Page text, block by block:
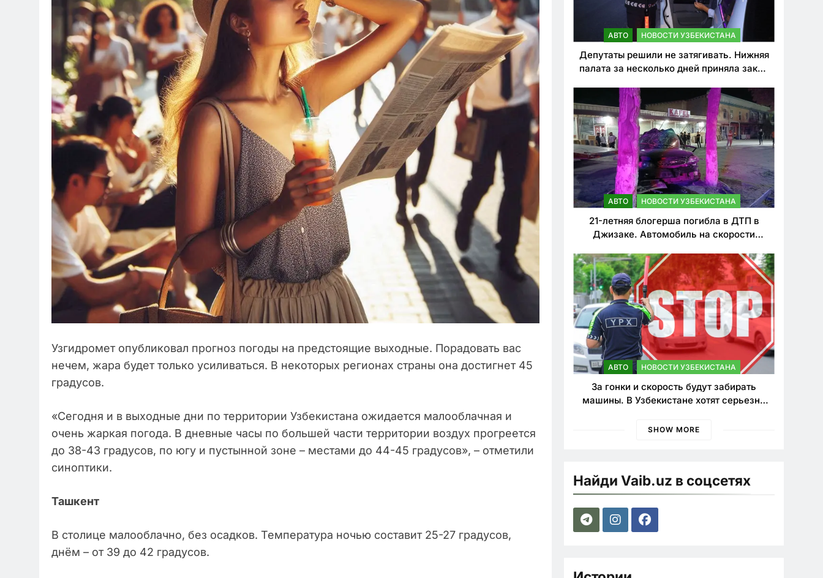
Узгидромет опубликовал прогноз погоды на предстоящие выходные. Порадовать вас
нечем, жара будет только усиливаться. В некоторых регионах страны она достигнет 45
градусов.
«Сегодня и в выходные дни по территории Узбекистана ожидается малооблачная и
очень жаркая погода. В дневные часы по большей части территории воздух прогреется
до 38-43 градусов, по югу и пустынной зоне – местами до 44-45 градусов», – отметили
синоптики.
Ташкент
В столице малооблачно, без осадков. Температура ночью составит 25-27 градусов,
днём – от 39 до 42 градусов.
АВТО НОВОСТИ УЗБЕКИСТАНА
Депутаты решили не затягивать. Нижняя
палата за несколько дней приняла закон
нарушителей ПДД
АВТО НОВОСТИ УЗБЕКИСТАНА
21-летняя блогерша погибла в ДТП в
Джизаке. Автомобиль на скорости
АВТО НОВОСТИ УЗБЕКИСТАНА
За гонки и скорость будут забирать
машины. В Узбекистане хотят серьезно
SHOW MORE
Найди Vaib.uz в соцсетях